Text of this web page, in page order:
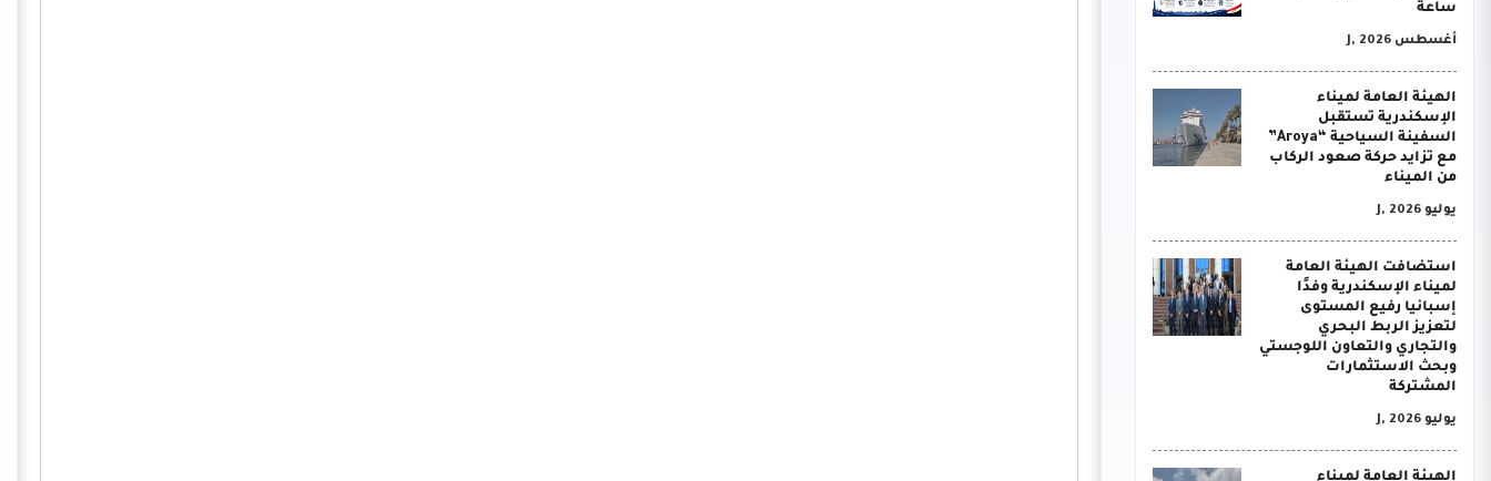
ساعة
أغسطس J, 2026
الهيئة العامة لميناء
الإسكندرية تستقبل
السفينة السياحية “Aroya”
مع تزايد حركة صعود الركاب
من الميناء
يوليو J, 2026
استضافت الهيئة العامة
لميناء الإسكندرية وفدًا
إسبانيا رفيع المستوى
لتعزيز الربط البحري
والتجاري والتعاون اللوجستي
وبحث الاستثمارات
المشتركة
يوليو J, 2026
الهيئة العامة لميناء